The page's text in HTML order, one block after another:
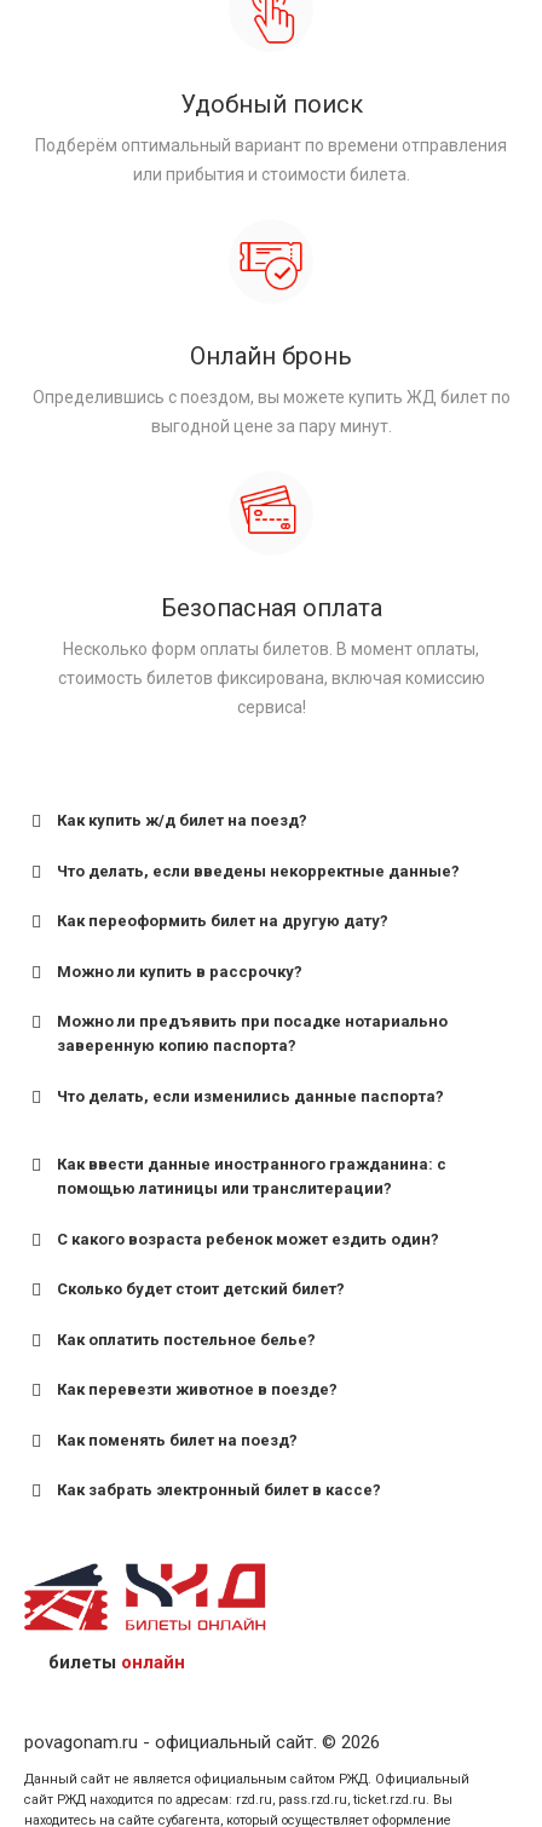
Удобный поиск
Подберём оптимальный вариант по времени отправления
или прибытия и стоимости билета.
Онлайн бронь
Определившись с поездом, вы можете купить ЖД билет по
выгодной цене за пару минут.
Безопасная оплата
Несколько форм оплаты билетов. В момент оплаты,
стоимость билетов фиксирована, включая комиссию
сервиса!
Как купить ж/д билет на поезд?
Что делать, если введены некорректные данные?
Как переоформить билет на другую дату?
Можно ли купить в рассрочку?
Можно ли предъявить при посадке нотариально
заверенную копию паспорта?
Что делать, если изменились данные паспорта?
Как ввести данные иностранного гражданина: с
помощью латиницы или транслитерации?
С какого возраста ребенок может ездить один?
для поездов дальнего следования — от 10 лет и
для пригородных поездов — от 7 лет.
Сколько будет стоит детский билет?
Как оплатить постельное белье?
Как перевезти животное в поезде?
Как поменять билет на поезд?
Как забрать электронный билет в кассе?
назвав кассиру 14-значный номер заказа;
предъявив удостоверение личности пассажира, на
кого оформлен билет.
билеты онлайн
povagonam.ru - официальный сайт. © 2026
Данный сайт не является официальным сайтом РЖД. Официальный
сайт РЖД находится по адресам: rzd.ru, pass.rzd.ru, ticket.rzd.ru. Вы
находитесь на сайте субагента, который осуществляет оформление